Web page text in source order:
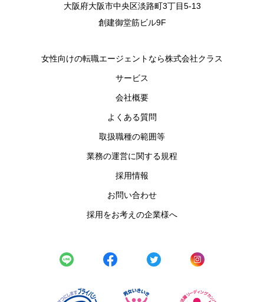
大阪府大阪市中央区淡路町3丁目5-13
創建御堂筋ビル9F
女性向けの転職エージェントなら株式会社クラス
サービス
会社概要
よくある質問
取扱職種の範囲等
業務の運営に関する規程
採用情報
お問い合わせ
採用をお考えの企業様へ